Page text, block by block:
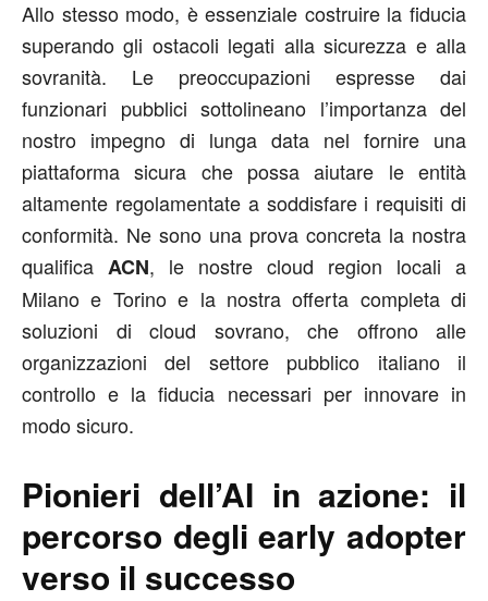
Allo stesso modo, è essenziale costruire la fiducia
superando gli ostacoli legati alla sicurezza e alla
sovranità. Le preoccupazioni espresse dai
funzionari pubblici sottolineano l’importanza del
nostro impegno di lunga data nel fornire una
piattaforma sicura che possa aiutare le entità
altamente regolamentate a soddisfare i requisiti di
conformità. Ne sono una prova concreta la nostra
qualifica ACN, le nostre cloud region locali a
Milano e Torino e la nostra offerta completa di
soluzioni di cloud sovrano, che offrono alle
organizzazioni del settore pubblico italiano il
controllo e la fiducia necessari per innovare in
modo sicuro.
Pionieri dell’AI in azione: il
percorso degli early adopter
verso il successo